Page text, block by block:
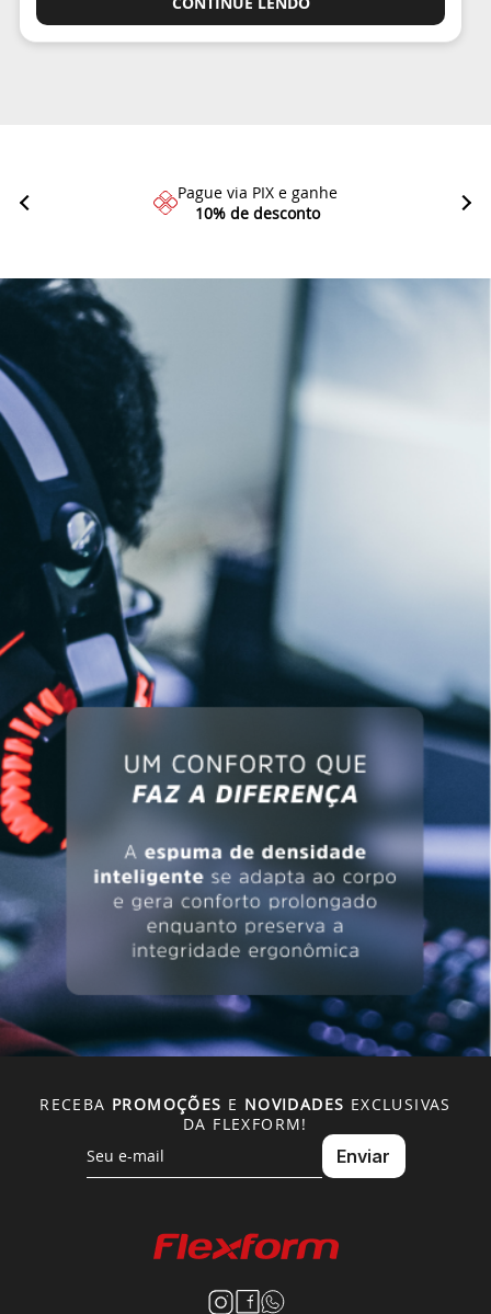
Pague via PIX e ganhe
10% de desconto
RECEBA PROMOÇÕES E NOVIDADES EXCLUSIVAS
DA FLEXFORM!